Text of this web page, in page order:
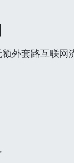
外套路互联网